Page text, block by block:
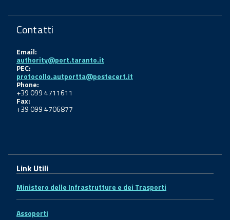
Contatti
Email:
authority@port.taranto.it
PEC:
protocollo.autportta@postecert.it
Phone:
+39 099 4711611
Fax:
+39 099 4706877
Link Utili
Ministero delle Infrastrutture e dei Trasporti
Assoporti